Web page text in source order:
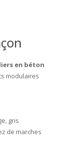
en béton
modulaires
gris
de marches